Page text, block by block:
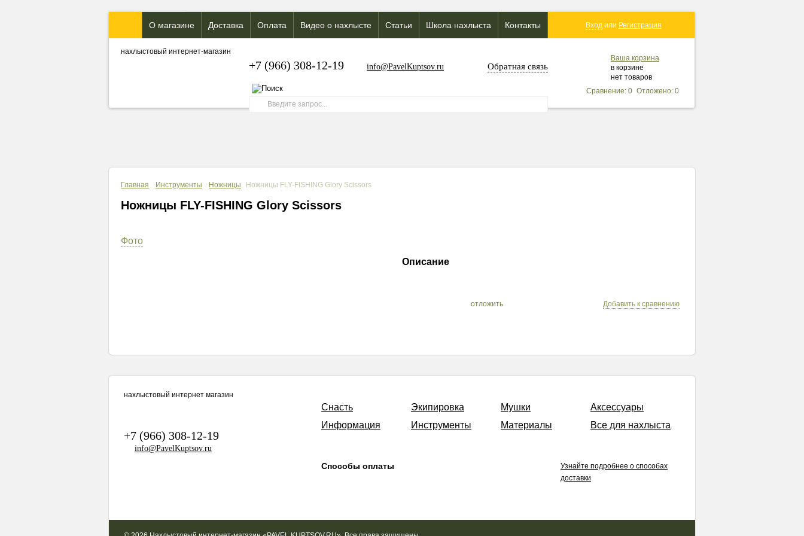
О магазине Доставка Оплата Видео о нахлысте Статьи Школа нахлыста Контакты Входили Регистрация
нахлыстовый интернет-магазин
+7 (966) 308-12-19 info@PavelKuptsov.ru Обратная связь
Ваша корзина
в корзине
нет товаров
Сравнение: 0 Отложено: 0
Главная Инструменты Ножницы Ножницы FLY-FISHING Glory Scissors
Ножницы FLY-FISHING Glory Scissors
Фото
Описание
отложить Добавить к сравнению
нахлыстовый интернет магазин
+7 (966) 308-12-19
info@PavelKuptsov.ru
Снасть Экипировка Мушки
Аксессуары
Информация
Инструменты Материалы Все для нахлыста
Способы оплаты
Узнайте подробнее о способах
доставки